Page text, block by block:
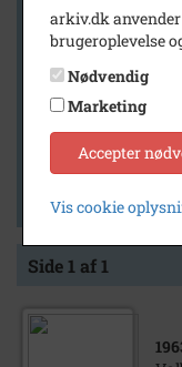
Generelt
Vis kun med
Vis kun med
Vis kun med
Vis kun med kilder
Vis kun med geo-
Side 1 af 1
arkiv.dk
brugeroplevelse
Nødvendig
Marketing
Accepter
Vis cookie